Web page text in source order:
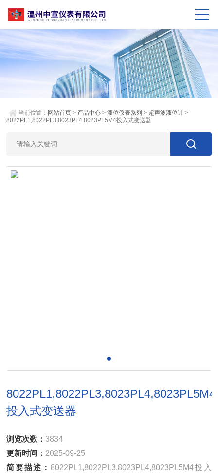
当前位置： 网站首页 > 产品中心 >液位仪表系列 > 超声波液位计 >
8022PL1,8022PL3,8023PL4,8023PL5M4投入式变送器
8022PL1,8022PL3,8023PL4,8023PL5M4
投入式变送器
浏览次数：3834
更新时间： 2025-09-25
简要描述：8022PL1,8022PL3,8023PL4,8023PL5M4投入